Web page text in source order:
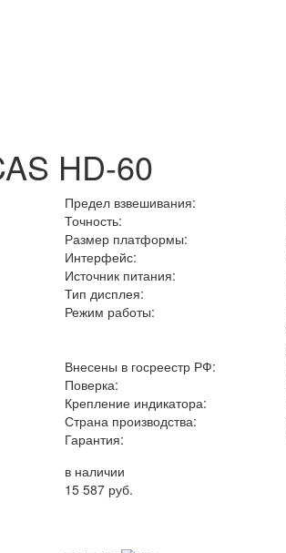
HD-60
Предел взвешивания:
Точность:
Размер платформы:
Интерфейс:
Источник питания:
Тип дисплея:
Режим работы:
Внесены в госреестр РФ:
Поверка:
Крепление индикатора:
Страна производства:
Гарантия:
в наличии
15 587 руб.